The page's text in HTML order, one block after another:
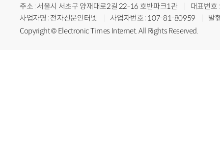
주소 : 서울시 서초구 양재대로2길 22-16 호반파크1관
대표번
사업자명 : 전자신문인터넷
사업자번호 : 107-81-80959
발
Copyright © Electronic Times Internet. All Rights Reserved.